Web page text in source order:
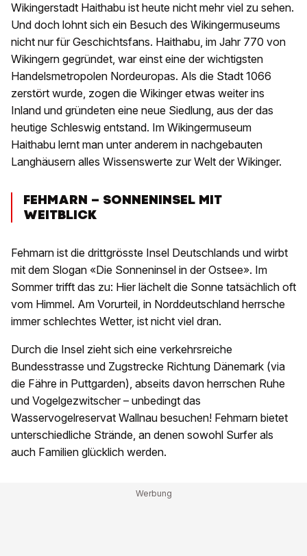
Wikingerstadt Haithabu ist heute nicht mehr viel zu sehen.
Und doch lohnt sich ein Besuch des Wikingermuseums
nicht nur für Geschichtsfans. Haithabu, im Jahr 770 von
Wikingern gegründet, war einst eine der wichtigsten
Handelsmetropolen Nordeuropas. Als die Stadt 1066
zerstört wurde, zogen die Wikinger etwas weiter ins
Inland und gründeten eine neue Siedlung, aus der das
heutige Schleswig entstand. Im Wikingermuseum
Haithabu lernt man unter anderem in nachgebauten
Langhäusern alles Wissenswerte zur Welt der Wikinger.
FEHMARN – SONNENINSEL MIT
WEITBLICK
Fehmarn ist die drittgrösste Insel Deutschlands und wirbt
mit dem Slogan «Die Sonneninsel in der Ostsee». Im
Sommer trifft das zu: Hier lächelt die Sonne tatsächlich oft
vom Himmel. Am Vorurteil, in Norddeutschland herrsche
immer schlechtes Wetter, ist nicht viel dran.
Durch die Insel zieht sich eine verkehrsreiche
Bundesstrasse und Zugstrecke Richtung Dänemark (via
die Fähre in Puttgarden), abseits davon herrschen Ruhe
und Vogelgezwitscher – unbedingt das
Wasservogelreservat Wallnau besuchen! Fehmarn bietet
unterschiedliche Strände, an denen sowohl Surfer als
auch Familien glücklich werden.